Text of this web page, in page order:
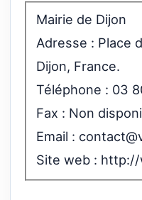
Mairie de Dijon
Adresse : Place
Dijon, France.
Téléphone : 03
Fax : Non
Email :
Site web : http://